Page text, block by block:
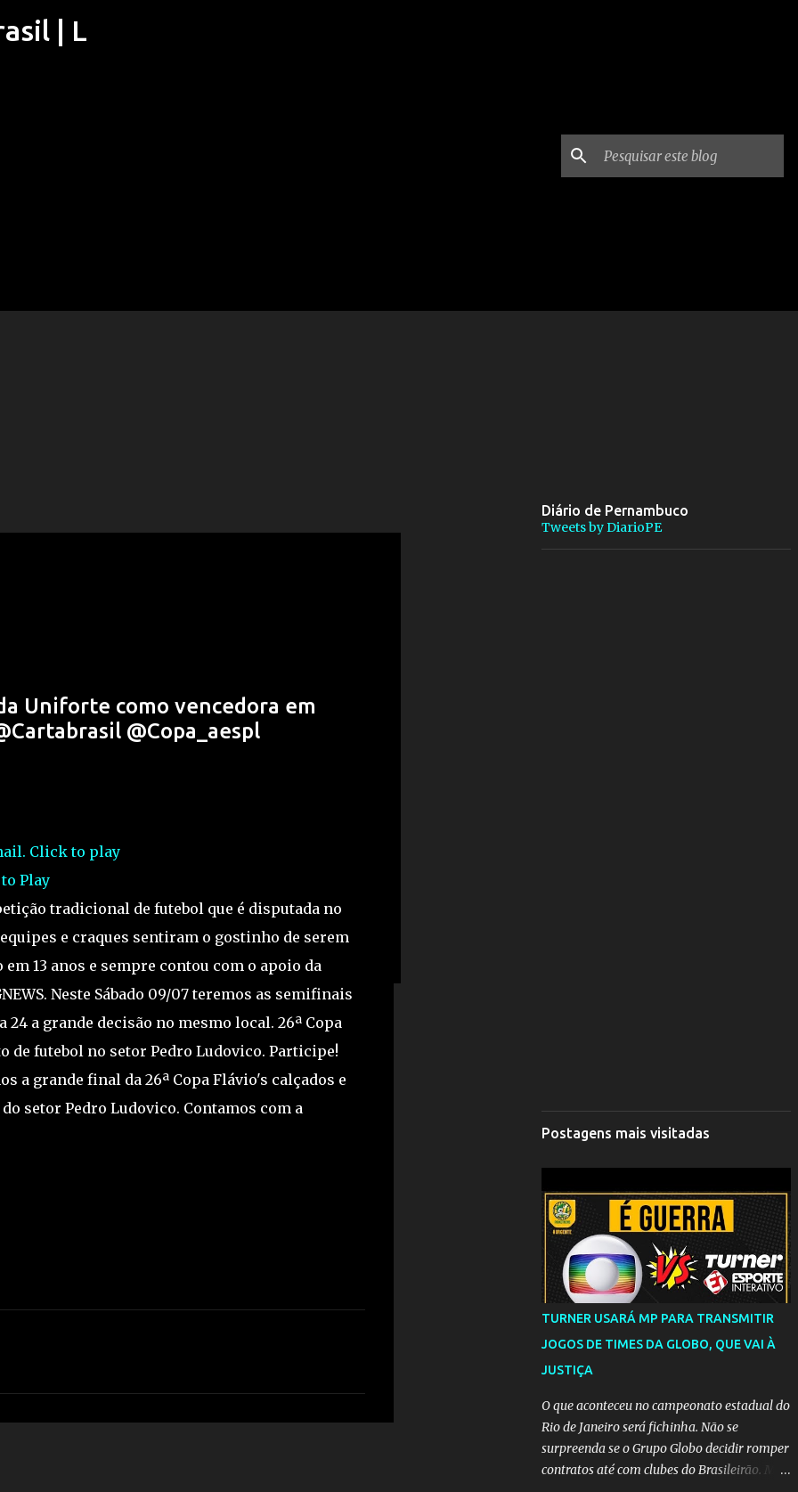
| L
Uniforte como vencedora em
@Copa_aespl
Play
tradicional de futebol que é disputada no
e craques sentiram o gostinho de serem
13 anos e sempre contou com o apoio da
Neste Sábado 09/07 teremos as semifinais
a grande decisão no mesmo local. 26ª Copa
de futebol no setor Pedro Ludovico. Participe!
a grande final da 26ª Copa Flávio's calçados e
setor Pedro Ludovico. Contamos com a
Diário de Pernambuco
Tweets by DiarioPE
Postagens mais visitadas
TURNER USARÁ MP PARA TRANSMITIR
JOGOS DE TIMES DA GLOBO, QUE VAI À
JUSTIÇA
O que aconteceu no campeonato estadual do
Rio de Janeiro será fichinha. Não se
surpreenda se o Grupo Globo decidir romper
contratos até com clubes do Brasileirão. Mas